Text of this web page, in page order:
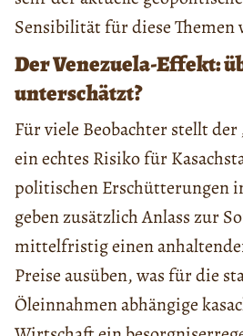
Sensibilität für diese Themen
Der Venezuela-Effekt:
unterschätzt?
Für viele Beobachter stellt der
ein echtes Risiko für
politischen Erschütterungen
geben zusätzlich Anlass zur
mittelfristig einen
Preise ausüben, was für die
Öleinnahmen abhängige